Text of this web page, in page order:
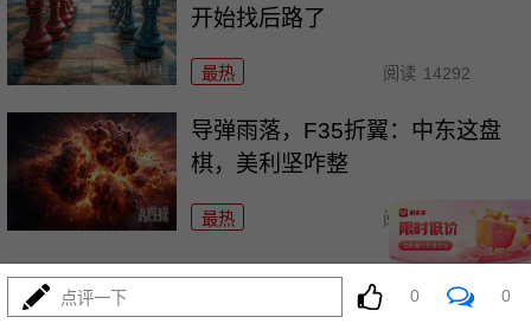
开始找后路了
最热 阅读 14292
导弹雨落，F35折翼：中东这盘
棋，美利坚咋整
最热 阅读 12284
惊天丑闻！乌军78万件军火人间
蒸发，欧洲吓坏
点评一下 0 0